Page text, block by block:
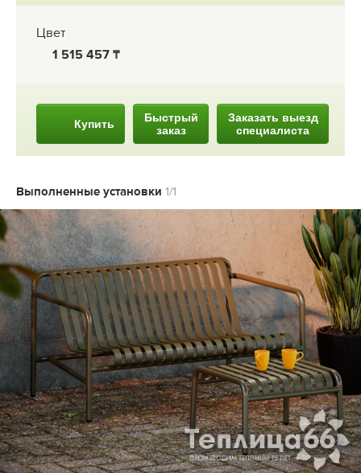
Цвет
1 515 457
Купить
Быстрый
заказ
Заказать выезд
специалиста
Выполненные установки 1/1